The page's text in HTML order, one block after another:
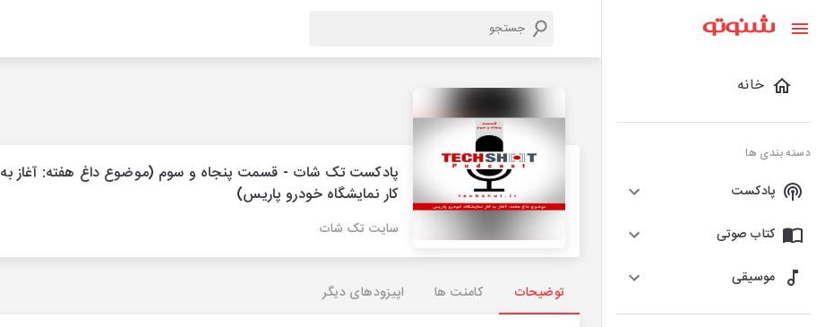
خانه
دسته بندی ها
پادکست
کتاب صوتی
موسیقی
پادکست تک شات - قسمت پنجاه و سوم (موضوع داغ هفته: آغاز به
کار نمایشگاه خودرو پاریس)
سایت تک شات
توضیحات کامنت ها اپیزودهای دیگر